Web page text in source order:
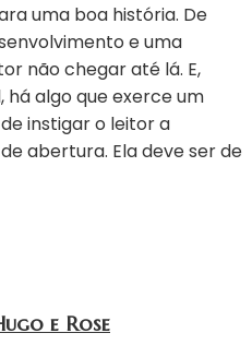
uma boa história. De
e uma
não chegar até lá. E,
algo que exerce um
instigar o leitor a
abertura. Ela deve ser de
e Rose